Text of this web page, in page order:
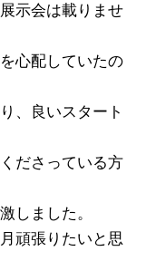
示会は載りませ
心配していたの
、良いスタート
ださっている方
しました。
頑張りたいと思